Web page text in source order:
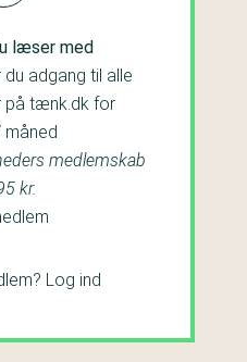
læser med
adgang til alle
på tænk.dk for
måned
medlemskab
kr.
Log ind